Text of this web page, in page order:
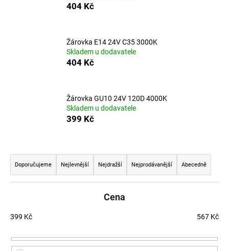
404 Kč
Žárovka E14 24V C35 3000K
Skladem u dodavatele
404 Kč
Žárovka GU10 24V 120D 4000K
Skladem u dodavatele
399 Kč
Řazení produktů
Doporučujeme Nejlevnější Nejdražší Nejprodávanější Abecedně
Cena
399 Kč 567 Kč
LED2
SPOJKA
POWER
ČERNÁ
6523803)